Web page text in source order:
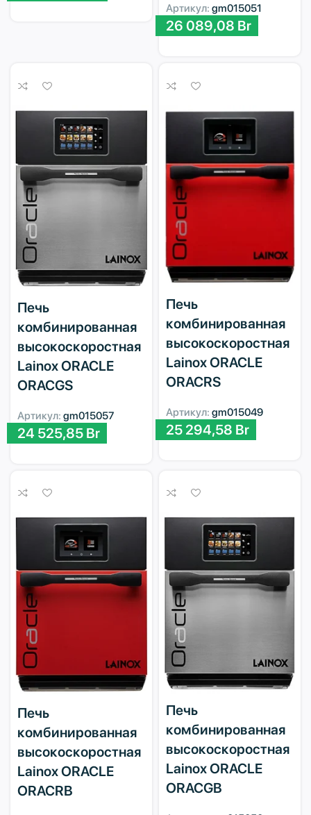
Артикул: gm015051
26 089,08 Br
Печь
комбинированная
высокоскоростная
Lainox ORACLE
ORACGS
Артикул: gm015057
24 525,85 Br
Печь
комбинированная
высокоскоростная
Lainox ORACLE
ORACRS
Артикул: gm015049
25 294,58 Br
Печь
комбинированная
высокоскоростная
Lainox ORACLE
ORACRB
Печь
комбинированная
высокоскоростная
Lainox ORACLE
ORACGB